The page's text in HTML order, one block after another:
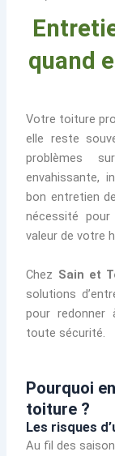
quand
Votre toiture
elle reste
problèmes
envahissante,
bon entretien
nécessité
valeur de votre
Chez Sain et
solutions
pour
toute sécurité.
Pourquoi
toiture ?
Les risques
Au fil des